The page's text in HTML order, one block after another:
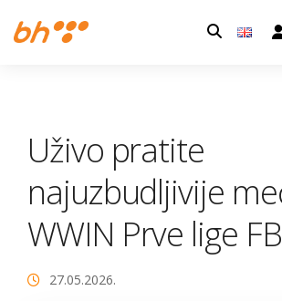
Pretraga:
Uživo pratite
najuzbudljivije
WWIN Prve lige
27.05.2026.